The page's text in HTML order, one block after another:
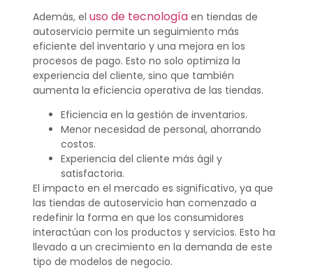
Además, el uso de tecnologíaen tiendas de
autoservicio permite un seguimiento más
eficiente del inventario y una mejora en los
procesos de pago. Esto no solo optimiza la
experiencia del cliente, sino que también
aumenta la eficiencia operativa de las tiendas.
Eficiencia en la gestión de inventarios.
Menor necesidad de personal, ahorrando
costos.
Experiencia del cliente más ágil y
satisfactoria.
El impacto en el mercado es significativo, ya que
las tiendas de autoservicio han comenzado a
redefinir la forma en que los consumidores
interactúan con los productos y servicios. Esto ha
llevado a un crecimiento en la demanda de este
tipo de modelos de negocio.